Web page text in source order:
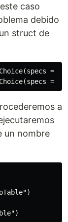
caso
debido
struct de
=
a
un nombre